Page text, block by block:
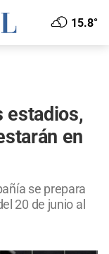
15.8°
estadios,
en
se prepara
20 de junio al